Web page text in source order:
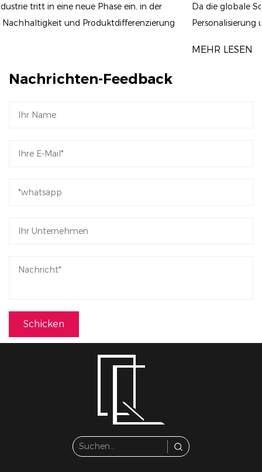
Da die globale Schönheitsindustrie weiterhin auf
Personalisierung und trendgesteuerte Produkteinführungen
Nachrichten-Feedback